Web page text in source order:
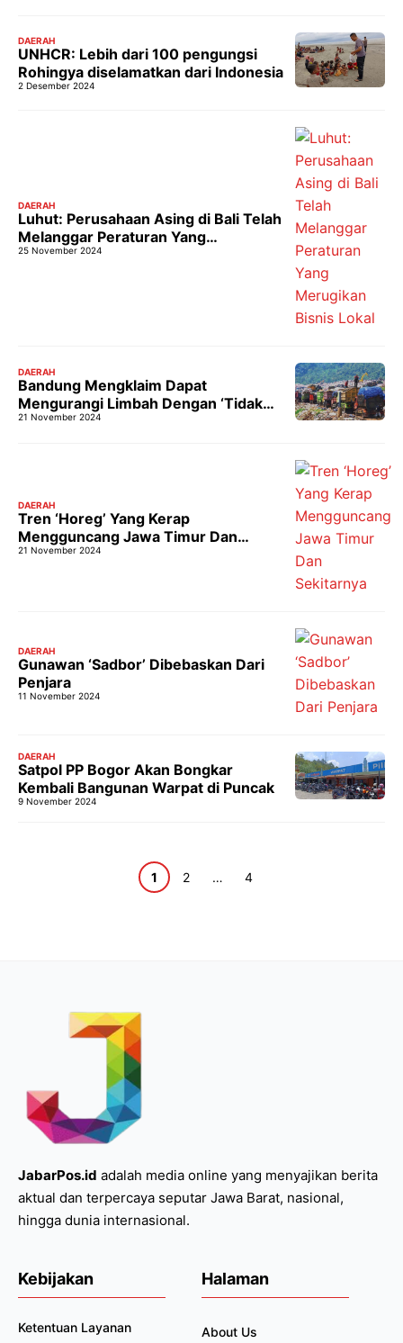
DAERAH
UNHCR: Lebih dari 100 pengungsi
Rohingya diselamatkan dari Indonesia
2 Desember 2024
DAERAH
Luhut: Perusahaan Asing di Bali Telah
Melanggar Peraturan Yang
Merugikan Bisnis Lokal
25 November 2024
DAERAH
Bandung Mengklaim Dapat
Mengurangi Limbah Dengan ‘Tidak
ada penyortiran, tidak ada
21 November 2024
DAERAH
Tren ‘Horeg’ Yang Kerap
Mengguncang Jawa Timur Dan
Sekitarnya
21 November 2024
DAERAH
Gunawan ‘Sadbor’ Dibebaskan Dari
Penjara
11 November 2024
DAERAH
Satpol PP Bogor Akan Bongkar
Kembali Bangunan Warpat di Puncak
9 November 2024
Halaman
1 Halaman
2 … Halaman
4
JabarPos.id adalah media online yang menyajikan berita
aktual dan terpercaya seputar Jawa Barat, nasional,
hingga dunia internasional.
Kebijakan
Ketentuan Layanan
Halaman
About Us